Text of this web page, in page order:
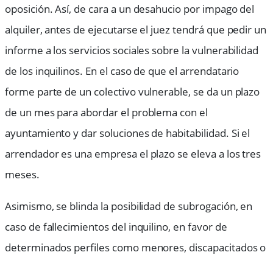
oposición. Así, de cara a un desahucio por impago del
alquiler, antes de ejecutarse el juez tendrá que pedir un
informe a los servicios sociales sobre la vulnerabilidad
de los inquilinos. En el caso de que el arrendatario
forme parte de un colectivo vulnerable, se da un plazo
de un mes para abordar el problema con el
ayuntamiento y dar soluciones de habitabilidad. Si el
arrendador es una empresa el plazo se eleva a los tres
meses.
Asimismo, se blinda la posibilidad de subrogación, en
caso de fallecimientos del inquilino, en favor de
determinados perfiles como menores, discapacitados o